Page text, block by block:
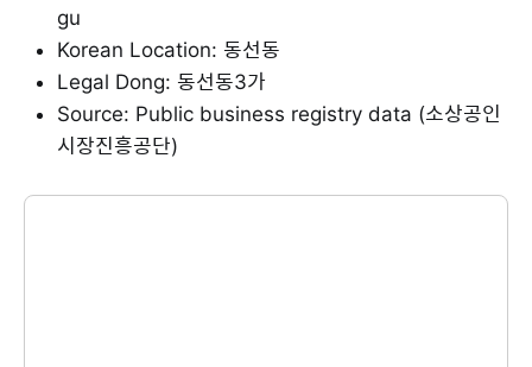
gu
Korean Location: 동선동
Legal Dong: 동선동3가
Source: Public business registry data (소상공인
시장진흥공단)